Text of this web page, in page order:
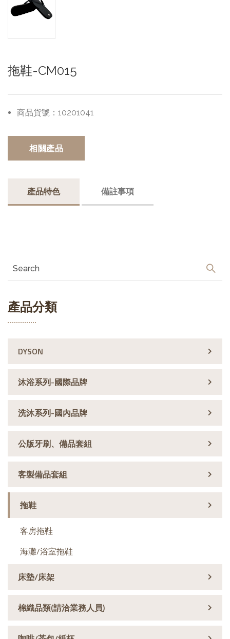
產品分類
DYSON
沐浴系列-國際品牌
洗沐系列-國內品牌
公版牙刷、備品套組
客製備品套組
拖鞋
客房拖鞋
海灘/浴室拖鞋
床墊/床架
棉織品類(請洽業務人員)
拖鞋-CM015
商品貨號： 10201041
相關產品
產品特色 備註事項